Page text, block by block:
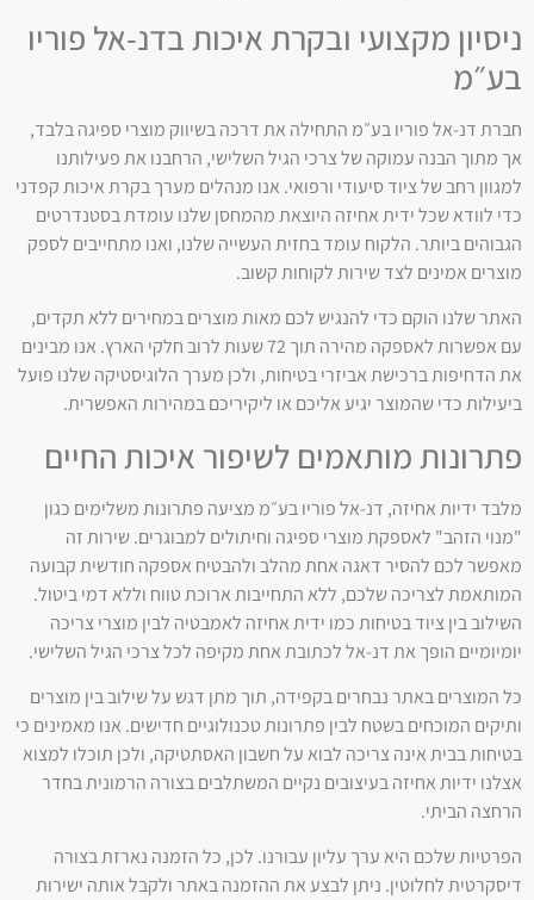
ניסיון מקצועי ובקרת איכות בדנ-אל פוריו
בע״מ
חברת דנ-אל פוריו בע״מ התחילה את דרכה בשיווק מוצרי ספיגה בלבד,
אך מתוך הבנה עמוקה של צרכי הגיל השלישי, הרחבנו את פעילותנו
למגוון רחב של ציוד סיעודי ורפואי. אנו מנהלים מערך בקרת איכות קפדני
כדי לוודא שכל ידית אחיזה היוצאת מהמחסן שלנו עומדת בסטנדרטים
הגבוהים ביותר. הלקוח עומד בחזית העשייה שלנו, ואנו מתחייבים לספק
מוצרים אמינים לצד שירות לקוחות קשוב.
האתר שלנו הוקם כדי להנגיש לכם מאות מוצרים במחירים ללא תקדים,
עם אפשרות לאספקה מהירה תוך 72 שעות לרוב חלקי הארץ. אנו מבינים
את הדחיפות ברכישת אביזרי בטיחות, ולכן מערך הלוגיסטיקה שלנו פועל
ביעילות כדי שהמוצר יגיע אליכם או ליקיריכם במהירות האפשרית.
פתרונות מותאמים לשיפור איכות החיים
מלבד ידיות אחיזה, דנ-אל פוריו בע״מ מציעה פתרונות משלימים כגון
"מנוי הזהב" לאספקת מוצרי ספיגה וחיתולים למבוגרים. שירות זה
מאפשר לכם להסיר דאגה אחת מהלב ולהבטיח אספקה חודשית קבועה
המותאמת לצריכה שלכם, ללא התחייבות ארוכת טווח וללא דמי ביטול.
השילוב בין ציוד בטיחות כמו ידית אחיזה לאמבטיה לבין מוצרי צריכה
יומיומיים הופך את דנ-אל לכתובת אחת מקיפה לכל צרכי הגיל השלישי.
כל המוצרים באתר נבחרים בקפידה, תוך מתן דגש על שילוב בין מוצרים
ותיקים המוכחים בשטח לבין פתרונות טכנולוגיים חדישים. אנו מאמינים כי
בטיחות בבית אינה צריכה לבוא על חשבון האסתטיקה, ולכן תוכלו למצוא
אצלנו ידיות אחיזה בעיצובים נקיים המשתלבים בצורה הרמונית בחדר
הרחצה הביתי.
הפרטיות שלכם היא ערך עליון עבורנו. לכן, כל הזמנה נארזת בצורה
דיסקרטית לחלוטין. ניתן לבצע את ההזמנה באתר ולקבל אותה ישירות